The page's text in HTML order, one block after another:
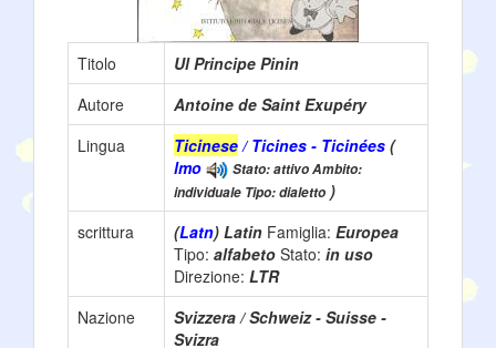
Titolo
Ul Principe Pinin
Autore
Antoine de Saint Exupéry
Lingua
Ticinese/ Ticines - Ticinées (
lmo
Stato: attivo Ambito:
individuale Tipo: dialetto )
scrittura
(Latn) Latin Famiglia: Europea
Tipo: alfabeto Stato: in uso
Direzione: LTR
Nazione
Svizzera / Schweiz - Suisse -
Svizra